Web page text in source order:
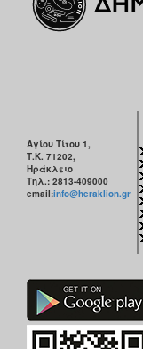
Αγίου Τίτου 1,
Τ.Κ. 71202,
Ηράκλειο
Τηλ.: 2813-409000
email:info@heraklion.gr